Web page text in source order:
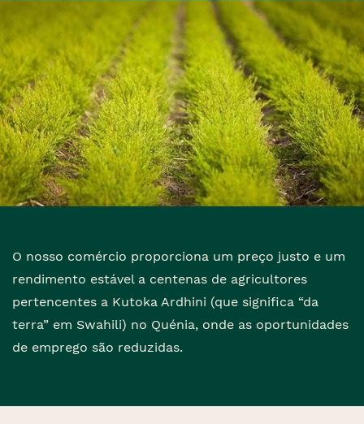
O nosso comércio proporciona um preço justo e um
rendimento estável a centenas de agricultores
pertencentes a Kutoka Ardhini (que significa “da
terra” em Swahili) no Quénia, onde as oportunidades
de emprego são reduzidas.